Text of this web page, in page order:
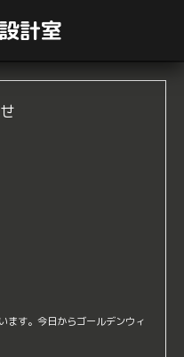
計室
ます。今日からゴールデンウィ